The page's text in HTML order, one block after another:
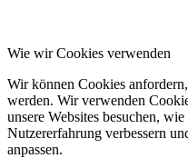
Wie wir Cookies verwenden
Wir können Cookies
werden. Wir verwenden
unsere Websites besuchen,
Nutzererfahrung verbessern
anpassen.